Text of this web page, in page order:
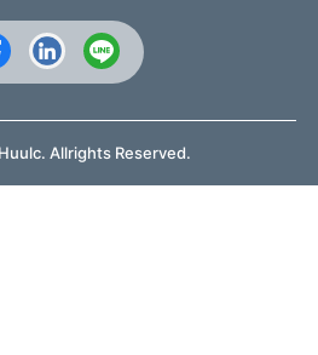
Allrights Reserved.